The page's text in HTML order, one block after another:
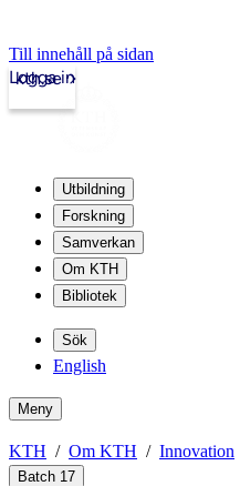
Till innehåll på sidan
kth.se
Logga in
Utbildning
Forskning
Samverkan
Om KTH
Bibliotek
Sök
English
Meny
KTH Om KTH Innovation
Batch 17